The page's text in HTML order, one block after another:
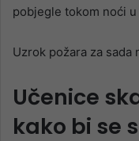
pobjegle tokom noći
Uzrok požara za sada
Učenice
kako bi se